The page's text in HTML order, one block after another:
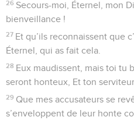
26 Secours-moi, Éternel, mon
bienveillance !
27 Et qu’ils reconnaissent que
Éternel, qui as fait cela.
28 Eux maudissent, mais toi tu
seront honteux, Et ton
29 Que mes accusateurs se
s’enveloppent de leur honte